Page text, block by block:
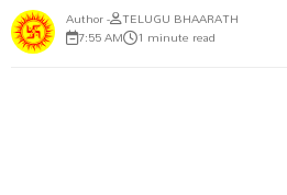
TELUGU BHAARATH
7:55 AM 1 minute read